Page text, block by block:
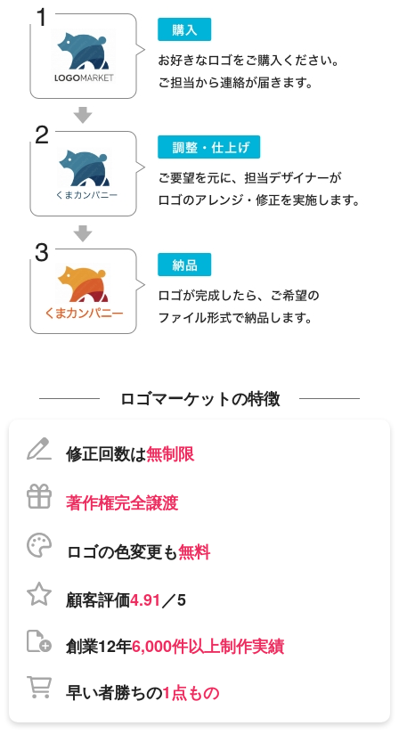
ロゴマーケットの特徴
修正回数は無制限
著作権完全譲渡
ロゴの色変更も無料
顧客評価4.91／5
創業12年6,000件以上制作実績
早い者勝ちの1点もの